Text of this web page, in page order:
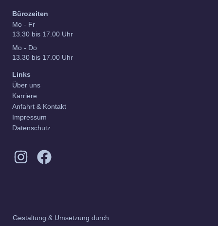
Bürozeiten
Mo - Fr
13.30 bis 17.00 Uhr
Mo - Do
13.30 bis 17.00 Uhr
Links
Über uns
Karriere
Anfahrt & Kontakt
Impressum
Datenschutz
Gestaltung & Umsetzung durch